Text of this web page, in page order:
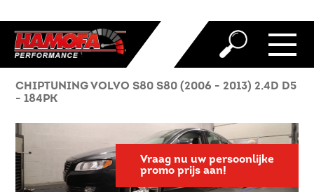
CHIPTUNING VOLVO S80 S80 (2006 - 2013) 2.4D D5
- 184PK
Vraag nu uw persoonlijke
promo prijs aan!